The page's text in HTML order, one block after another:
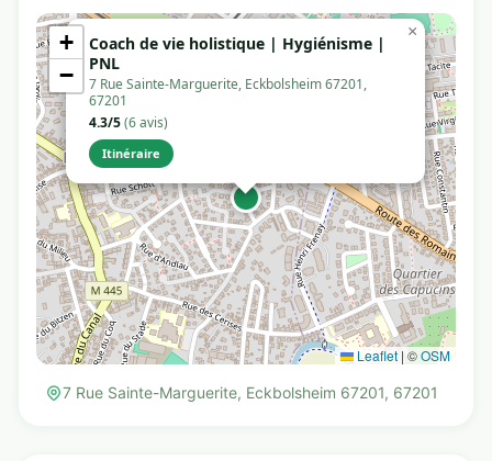
Coach de vie holistique | Hygiénisme |
PNL
7 Rue Sainte-Marguerite, Eckbolsheim 67201,
67201
4.3/5(6 avis)
Itinéraire
×
+
−
Leaflet | ©OSM
7 Rue Sainte-Marguerite, Eckbolsheim 67201, 67201